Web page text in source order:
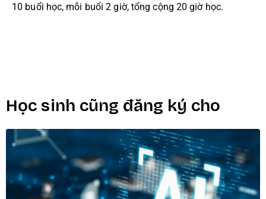
10 buổi học, mỗi buổi 2 giờ, tổng cộng 20 giờ học.
Học sinh cũng đăng ký cho